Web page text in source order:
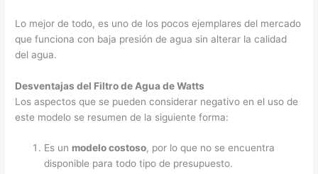
Lo mejor de todo, es uno de los pocos ejemplares del mercado
que funciona con baja presión de agua sin alterar la calidad
del agua.
Desventajas del Filtro de Agua de Watts
Los aspectos que se pueden considerar negativo en el uso de
este modelo se resumen de la siguiente forma:
Es un modelo costoso, por lo que no se encuentra
disponible para todo tipo de presupuesto.